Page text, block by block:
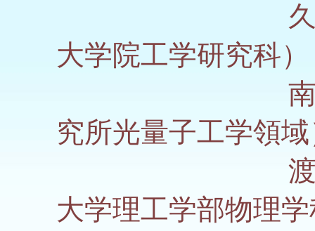
久武 信太
大学院工学研究科）
南出 泰
究所光量子工学領
渡邉 紳
大学理工学部物理